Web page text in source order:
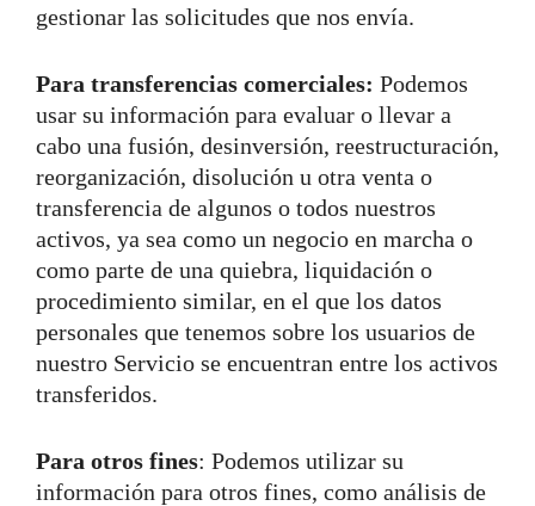
gestionar las solicitudes que nos envía.
Para transferencias comerciales: Podemos
usar su información para evaluar o llevar a
cabo una fusión, desinversión, reestructuración,
reorganización, disolución u otra venta o
transferencia de algunos o todos nuestros
activos, ya sea como un negocio en marcha o
como parte de una quiebra, liquidación o
procedimiento similar, en el que los datos
personales que tenemos sobre los usuarios de
nuestro Servicio se encuentran entre los activos
transferidos.
Para otros fines: Podemos utilizar su
información para otros fines, como análisis de